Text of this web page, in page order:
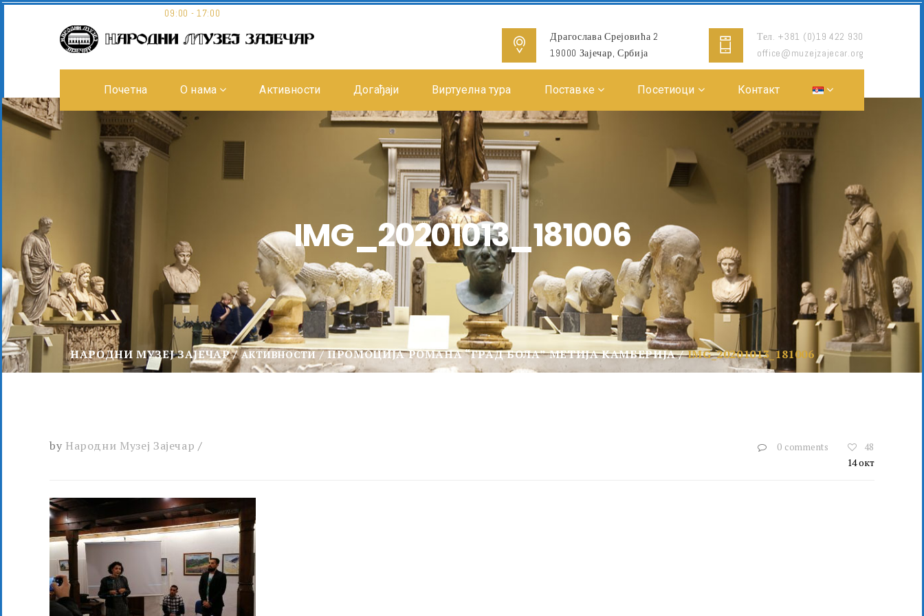
09:00 - 17:00
Драгослава Срејовића 2
19000 Зајечар, Србија
Тел. +381 (0)19 422 930
office@muzejzajecar.org
Почетна О нама Активности Догађаји Виртуелна тура Поставке Посетиоци Контакт
IMG_20201013_181006
НАРОДНИ МУЗЕЈ ЗАЈЕЧАР АКТИВНОСТИ ПРОМОЦИЈА РОМАНА “ГРАД БОЛА” МЕТИЈА КАМБЕРИЈА IMG_20201013_181006
by Народни Музеј Зајечар 0 comments 48
14окт